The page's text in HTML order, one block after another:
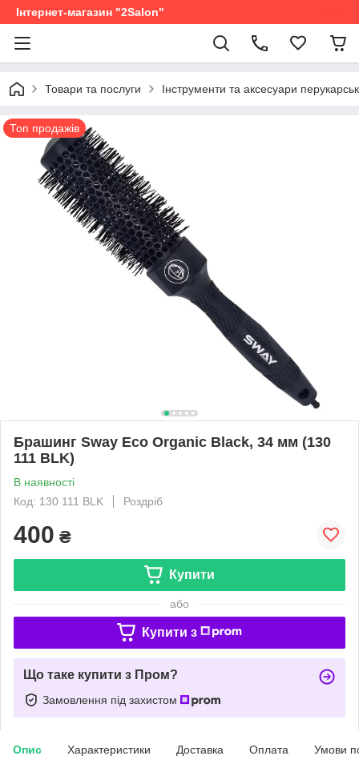
Інтернет-магазин "2Salon"
Товари та послуги Інструменти та аксесуари
Топ продажів
Брашинг Sway Eco Organic Black, 34 мм (130
111 BLK)
В наявності
Код: 130 111 BLK
Роздріб
400 ₴
Купити
або
Купити з
Що таке купити з Пром?
Замовлення під захистом
Опис Характеристики Доставка Оплата Умови